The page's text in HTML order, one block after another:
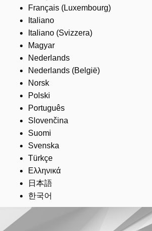
Français (Luxembourg)
Italiano
Italiano (Svizzera)
Magyar
Nederlands
Nederlands (België)
Norsk
Polski
Português
Slovenčina
Suomi
Svenska
Türkçe
Ελληνικά
日本語
한국어